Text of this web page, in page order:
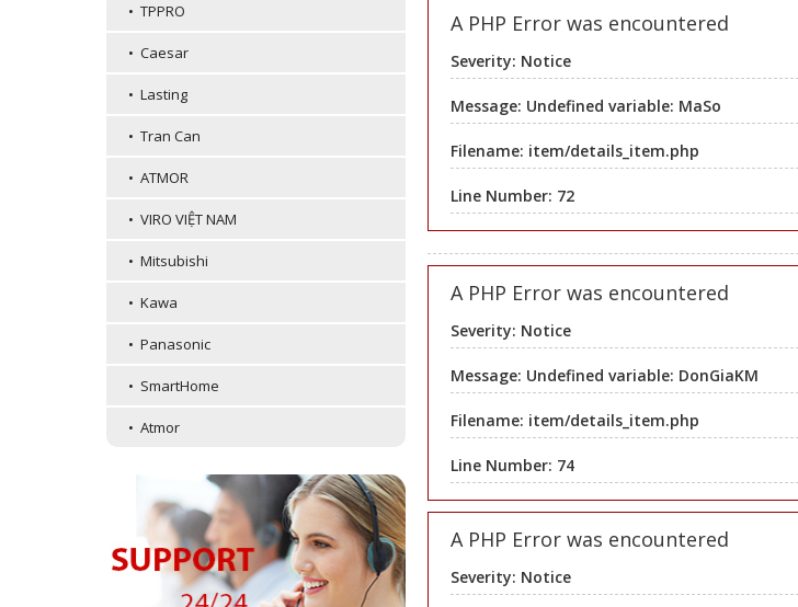
• TPPRO
• Caesar
• Lasting
• Tran Can
• ATMOR
• VIRO VIỆT NAM
• Mitsubishi
• Kawa
• Panasonic
• SmartHome
• Atmor
A PHP Error was encountered
Severity: Notice
Message: Undefined variable: MaSo
Filename: item/details_item.php
Line Number: 72
A PHP Error was encountered
Severity: Notice
Message: Undefined variable: DonGiaKM
Filename: item/details_item.php
Line Number: 74
A PHP Error was encountered
Severity: Notice